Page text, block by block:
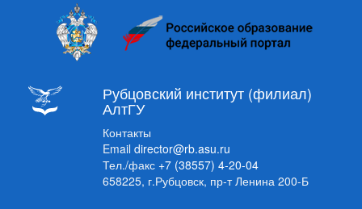
Рубцовский институт (филиал)
АлтГУ
Контакты
Email director@rb.asu.ru
Тел./факс +7 (38557) 4-20-04
658225, г.Рубцовск, пр-т Ленина 200-Б